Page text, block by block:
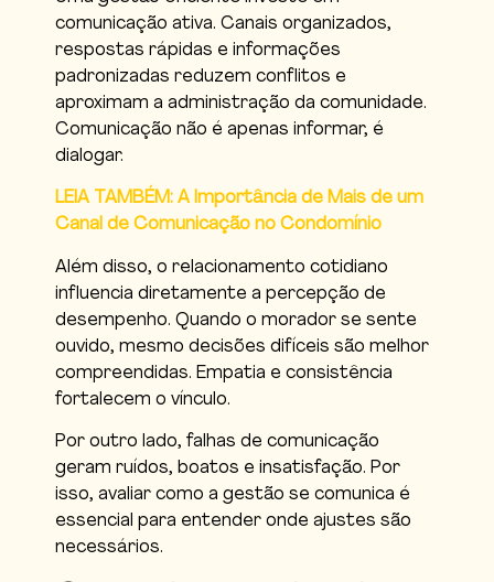
comunicação ativa. Canais organizados,
respostas rápidas e informações
padronizadas reduzem conflitos e
aproximam a administração da comunidade.
Comunicação não é apenas informar, é
dialogar.
LEIA TAMBÉM: A Importância de Mais de um
Canal de Comunicação no Condomínio
Além disso, o relacionamento cotidiano
influencia diretamente a percepção de
desempenho. Quando o morador se sente
ouvido, mesmo decisões difíceis são melhor
compreendidas. Empatia e consistência
fortalecem o vínculo.
Por outro lado, falhas de comunicação
geram ruídos, boatos e insatisfação. Por
isso, avaliar como a gestão se comunica é
essencial para entender onde ajustes são
necessários.